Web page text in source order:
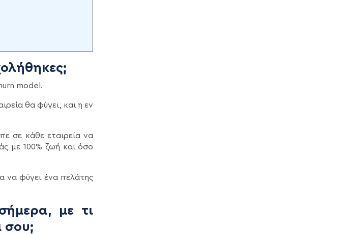
model.
θα φύγει, και η εν
σε κάθε εταιρεία να
με 100% ζωή και όσο
να φύγει ένα πελάτης
με τι
σου;